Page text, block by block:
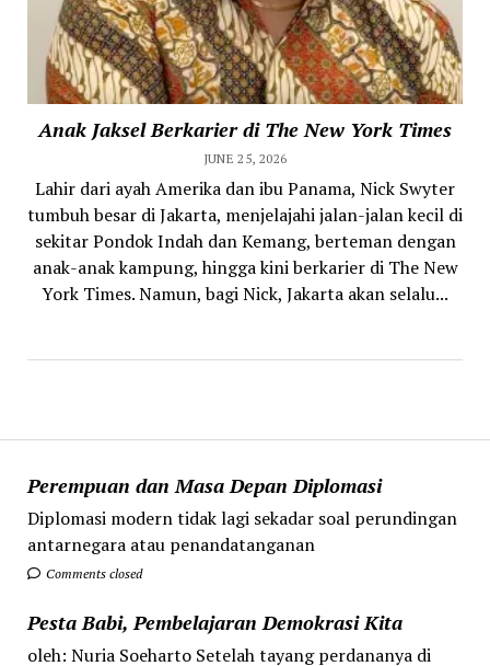
Perempuan dan Masa Depan Diplomasi
Diplomasi modern tidak lagi sekadar soal perundingan
antarnegara atau penandatanganan
Comments closed
Pesta Babi, Pembelajaran Demokrasi Kita
oleh: Nuria Soeharto Setelah tayang perdananya di
Anak Jaksel Berkarier di The New York Times
JUNE 25, 2026
Lahir dari ayah Amerika dan ibu Panama, Nick Swyter
tumbuh besar di Jakarta, menjelajahi jalan-jalan kecil di
sekitar Pondok Indah dan Kemang, berteman dengan
anak-anak kampung, hingga kini berkarier di The New
York Times. Namun, bagi Nick, Jakarta akan selalu...